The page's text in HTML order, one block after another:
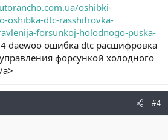
oshibki-
oshibka-dtc-rasshifrovka-
forsunkoj-holodnogo-puska-
daewoo ошибка dtc расшифровка
форсункой холодного
a>
#4